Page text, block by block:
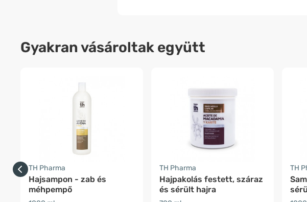
Gyakran vásároltak együtt
TH Pharma
Hajsampon - zab és
méhpempő
TH Pharma
Hajpakolás festett, száraz
és sérült hajra
TH